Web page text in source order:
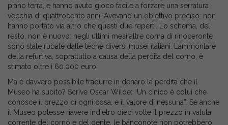
piano terra, e hanno avuto gioco facile a forzare una serratura
vecchia di quattrocento anni. Avevano un obiettivo preciso: non
hanno portato via altro che questi due reperti. Lo schema, del
resto, non è nuovo: negli ultimi mesi altre corna di rinoceronte
sono state rubate dalle teche diversi musei italiani. L’ammontare
della refurtiva, soprattutto a causa della perdita del corno, è
stimato oltre i 60.000 euro.
Ma è davvero possibile tradurre in denaro la perdita che il
Museo ha subito? Scrive Oscar Wilde: “Un cinico è colui che
conosce il prezzo di ogni cosa, e il valore di nessuna”. Se anche
il Museo potesse riavere indietro dieci volte il prezzo in valuta
corrente del corno e del dente, le banconote non potrebbero